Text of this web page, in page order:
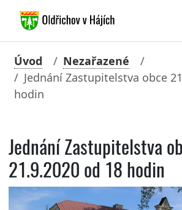
Úvod
Nezařazené
Jednání Zastupitelstva obce
hodin
Jednání Zastupitelstva
21.9.2020 od 18 hodin